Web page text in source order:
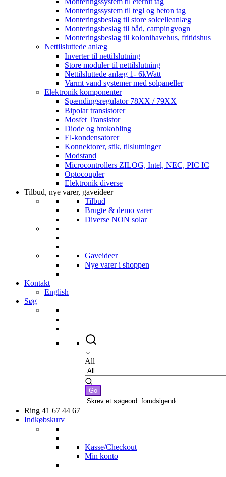
Monteringssystem til tegl og beton tag
Monteringsbeslag til store solcelleanlæg
Monteringsbeslag til båd, campingvogn
Monteringsbeslag til kolonihavehus, fritidshus
Nettilsluttede anlæg
Inverter til nettilslutning
Store moduler til nettilslutning
Nettilsluttede anlæg 1- 6kWatt
Varmt vand systemer med solpaneller
Elektronik komponenter
Spændingsregulator 78XX / 79XX
Bipolar transistorer
Mosfet Transistor
Diode og brokobling
El-kondensatorer
Konnektorer, stik, tilslutninger
Modstand
Microcontrollers ZILOG, Intel, NEC, PIC IC
Optocoupler
Elektronik diverse
Tilbud, nye varer, gaveideer
Tilbud
Brugte & demo varer
Diverse NON solar
Gaveideer
Nye varer i shoppen
Kontakt
English
Søg
All
Ring 41 67 44 67
Indkøbskurv
Kasse/Checkout
Min konto